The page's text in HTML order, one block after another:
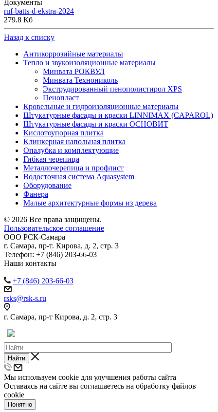
Документы
ruf-batts-d-ekstra-2024
279.8 Кб
Назад к списку
Антикоррозийные материалы
Тепло и звукоизоляционные материалы
Минвата РОКВУЛ
Минвата Технониколь
Экструдированный пенополистирол XPS
Пенопласт
Кровельные и гидроизоляционные материалы
Штукатурные фасады и краски LINNIMAX (CAPAROL)
Штукатурные фасады и краски ОСНОВИТ
Кислотоупорная плитка
Клинкерная напольная плитка
Опалубка и комплектующие
Гибкая черепица
Металлочерепица и профлист
Водосточная система Aquasystem
Оборудование
Фанера
Малые архитектурные формы из дерева
© 2026 Все права защищены.
Пользовательское соглашение
ООО РСК-Самара
г. Самара, пр-т. Кирова, д. 2, стр. 3
Телефон: +7 (846) 203-66-03
Наши контакты
+7 (846) 203-66-03
rsks@rsk-s.ru
г. Самара, пр-т Кирова, д. 2, стр. 3
Найти
Мы используем cookie для улучшения работы сайта
Оставаясь на сайте вы соглашаетесь на обработку файлов
cookie
Понятно